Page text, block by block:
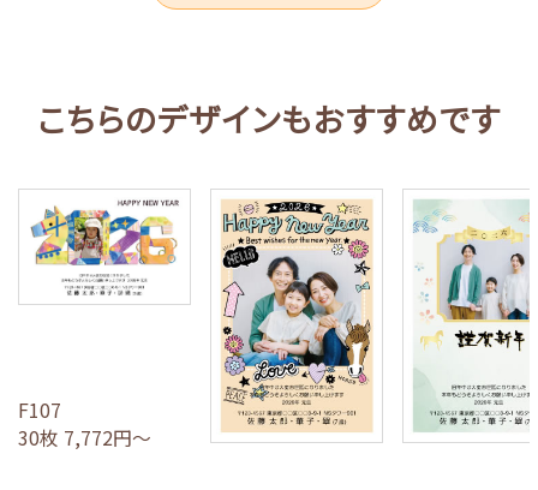
こちらのデザインもおすすめです
F107
30枚 7,772円～